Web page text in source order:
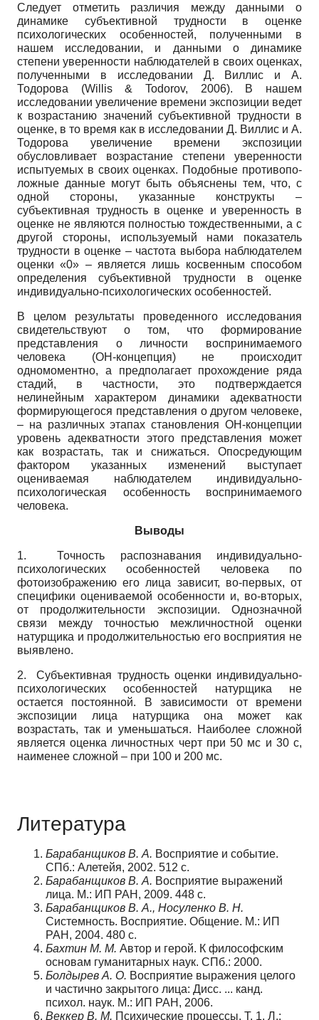
Следует отметить различия между данными о
динамике субъективной трудности в оценке
психологических особенностей, полученными в
нашем исследовании, и данными о динамике
степени уверенности наблюдателей в своих оценках,
полученными в исследовании Д. Виллис и А.
Тодорова (Willis & Todorov, 2006). В нашем
исследовании увеличение време­ни экспозиции ведет
к возрастанию значений субъективной трудности в
оценке, в то время как в исследовании Д. Виллис и А.
Тодорова увеличение времени экспозиции
обусловли­вает возрастание степени уверенности
испытуемых в своих оценках. Подобные противопо­
ложные данные могут быть объяснены тем, что, с
одной стороны, указанные конструкты –
субъективная трудность в оценке и уверенность в
оценке не являются полностью тождественными, а с
другой стороны, используемый нами показатель
трудности в оценке – ча­стота выбора наблюдателем
оценки «0» – является лишь косвенным способом
определения субъективной трудности в оценке
индивидуально-психологических особенностей.
В целом результаты проведенного исследования
свидетельствуют о том, что форми­рование
представления о личности воспринимаемого
человека (ОН-концепция) не проис­ходит
одномоментно, а предполагает прохождение ряда
стадий, в частности, это подтверж­дается
нелинейным характером динамики адекватности
формирующегося представления о другом человеке,
– на различных этапах становления ОН-концепции
уровень адекватности этого представления может
как возрастать, так и снижаться. Опосредующим
фактором ука­занных изменений выступает
оцениваемая наблюдателем индивидуально-
психологическая особенность воспринимаемого
человека.
Выводы
1. Точность распознавания индивидуально-
психологических особенностей человека по
фотоизображению его лица зависит, во-первых, от
специфики оцениваемой особенно­сти и, во-вторых,
от продолжительности экспозиции. Однозначной
связи между точностью межличностной оценки
натурщика и продолжительностью его восприятия не
выявлено.
2. Субъективная трудность оценки индивидуально-
психологических особенностей натурщика не
остается постоянной. В зависимости от времени
экспозиции лица натурщика она может как
возрастать, так и уменьшаться. Наиболее сложной
является оценка личност­ных черт при 50 мс и 30 с,
наименее сложной – при 100 и 200 мс.
Литература
Барабанщиков В. А. Восприятие и событие.
СПб.: Алетейя, 2002. 512 с.
Барабанщиков В. А. Восприятие выражений
лица. М.: ИП РАН, 2009. 448 с.
Барабанщиков В. А., Носуленко В. Н.
Системность. Восприятие. Общение. М.: ИП
РАН, 2004. 480 с.
Бахтин М. М. Автор и герой. К философским
основам гуманитарных наук. СПб.: 2000.
Болдырев А. О. Восприятие выражения целого
и частично закрытого лица: Дисс. ... канд.
психол. наук. М.: ИП РАН, 2006.
Веккер В. М. Психические процессы. Т. 1. Л.: